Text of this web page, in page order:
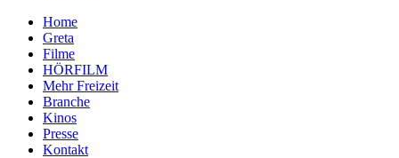
Home
Greta
Filme
HÖRFILM
Mehr Freizeit
Branche
Kinos
Presse
Kontakt